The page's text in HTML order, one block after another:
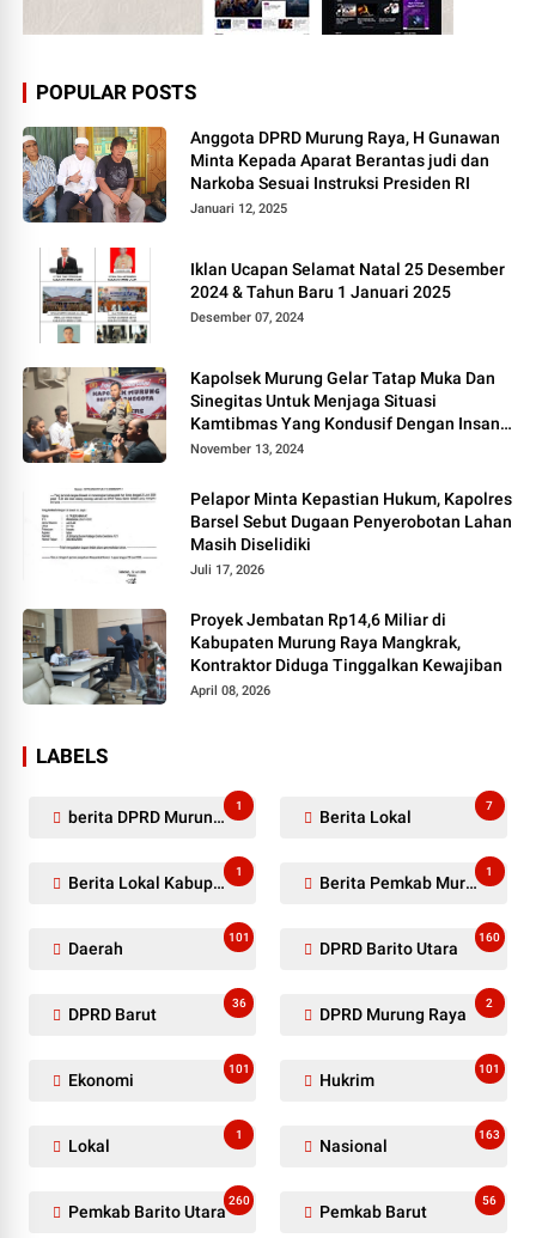
POPULAR POSTS
Anggota DPRD Murung Raya, H Gunawan
Minta Kepada Aparat Berantas judi dan
Narkoba Sesuai Instruksi Presiden RI
Januari 12, 2025
Iklan Ucapan Selamat Natal 25 Desember
2024 & Tahun Baru 1 Januari 2025
Desember 07, 2024
Kapolsek Murung Gelar Tatap Muka Dan
Sinegitas Untuk Menjaga Situasi
Kamtibmas Yang Kondusif Dengan Insan
Pers
November 13, 2024
Pelapor Minta Kepastian Hukum, Kapolres
Barsel Sebut Dugaan Penyerobotan Lahan
Masih Diselidiki
Juli 17, 2026
Proyek Jembatan Rp14,6 Miliar di
Kabupaten Murung Raya Mangkrak,
Kontraktor Diduga Tinggalkan Kewajiban
April 08, 2026
LABELS
berita DPRD Murung Raya
1
Berita Lokal
7
Berita Lokal Kabupaten Barito Utara
1
Berita Pemkab Murung Raya
1
Daerah
101
DPRD Barito Utara
160
DPRD Barut
36
DPRD Murung Raya
2
Ekonomi
101
Hukrim
101
Lokal
1
Nasional
163
Pemkab Barito Utara
260
Pemkab Barut
56